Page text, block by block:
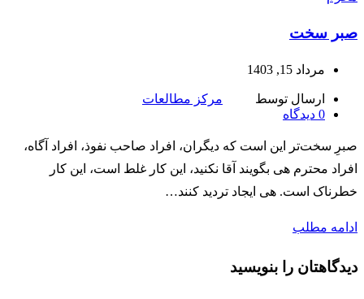
صبر سخت
مرداد 15, 1403
ارسال توسط
مرکز مطالعات
0 دیدگاه
صبرِ سخت‌تر این است که دیگران، افراد صاحب نفوذ، افراد آگاه،
افراد محترم هی بگویند آقا نکنید، این کار غلط است، این کار
خطرناک است. هی ایجاد تردید کنند…
ادامه مطلب
دیدگاهتان را بنویسید